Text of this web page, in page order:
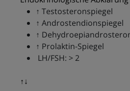
↑ Testosteronspiegel
↑ Androstendionspiegel
↑
↑ Prolaktin-Spiegel
LH/FSH: > 2
↑↓